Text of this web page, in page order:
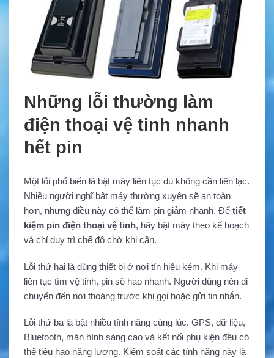
Những lỗi thường làm
điện thoại vệ tinh nhanh
hết pin
Một lỗi phổ biến là bật máy liên tục dù không cần liên lạc.
Nhiều người nghĩ bật máy thường xuyên sẽ an toàn
hơn, nhưng điều này có thể làm pin giảm nhanh. Để tiết
kiệm pin điện thoại vệ tinh, hãy bật máy theo kế hoạch
và chỉ duy trì chế độ chờ khi cần.
Lỗi thứ hai là dùng thiết bị ở nơi tín hiệu kém. Khi máy
liên tục tìm vệ tinh, pin sẽ hao nhanh. Người dùng nên di
chuyển đến nơi thoáng trước khi gọi hoặc gửi tin nhắn.
Lỗi thứ ba là bật nhiều tính năng cùng lúc. GPS, dữ liệu,
Bluetooth, màn hình sáng cao và kết nối phụ kiện đều có
thể tiêu hao năng lượng. Kiểm soát các tính năng này là